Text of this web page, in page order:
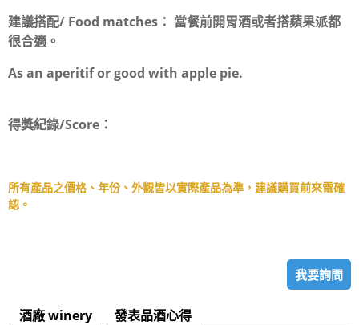
建議搭配/ Food matches： 當餐前開胃酒或者搭蘋果派都
很合適。
As an aperitif or good with apple pie.
得獎紀錄/Score：
所有產品之價格、年份、外觀皆以實際產品為準，建議購買前來電確
認。
我要詢問
酒廠 winery 發表品酒心得